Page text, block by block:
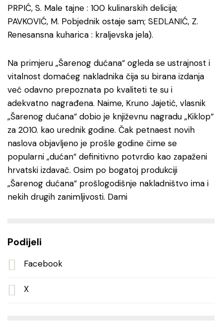
PRPIĆ, S. Male tajne : 100 kulinarskih delicija;
PAVKOVIĆ, M. Pobjednik ostaje sam; SEDLANIĆ, Z.
Renesansna kuharica : kraljevska jela).
Na primjeru „Šarenog dućana“ ogleda se ustrajnost i
vitalnost domaćeg nakladnika čija su birana izdanja
već odavno prepoznata po kvaliteti te su i
adekvatno nagrađena. Naime, Kruno Jajetić, vlasnik
„Šarenog dućana“ dobio je književnu nagradu „Kiklop“
za 2010. kao urednik godine. Čak petnaest novih
naslova objavljeno je prošle godine čime se
popularni „dućan“ definitivno potvrdio kao zapaženi
hrvatski izdavač. Osim po bogatoj produkciji
„Šarenog dućana“ prošlogodišnje nakladništvo ima i
nekih drugih zanimljivosti. Dami
Podijeli
Facebook
X